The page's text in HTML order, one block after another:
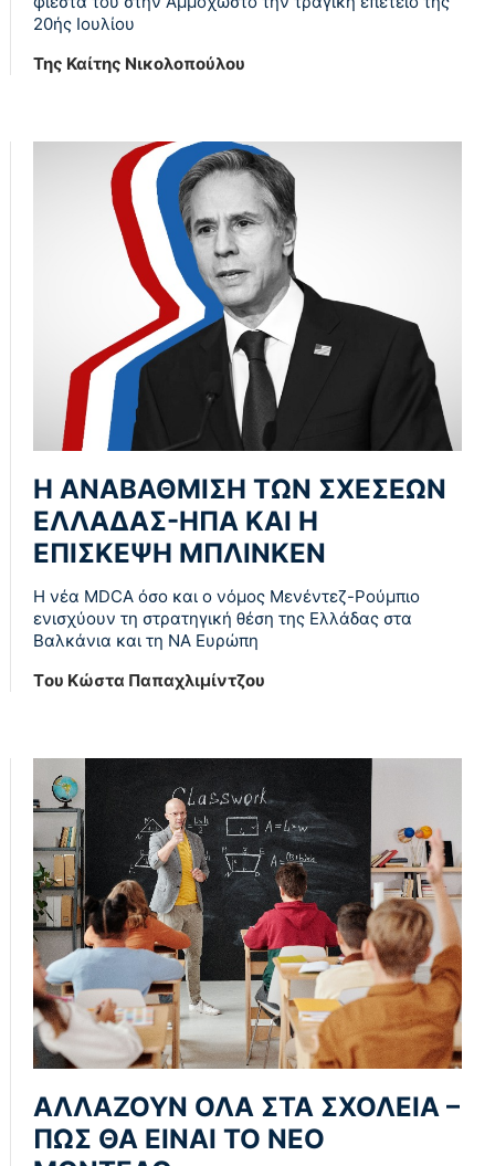
20ής Ιουλίου
Της Καίτης Νικολοπούλου
Η ΑΝΑΒΑΘΜΙΣΗ ΤΩΝ ΣΧΕΣΕΩΝ
ΕΛΛΑΔΑΣ-ΗΠΑ ΚΑΙ Η
ΕΠΙΣΚΕΨΗ ΜΠΛΙΝΚΕΝ
Η νέα MDCA όσο και ο νόμος Μενέντεζ-Ρούμπιο
ενισχύουν τη στρατηγική θέση της Ελλάδας στα
Βαλκάνια και τη ΝΑ Ευρώπη
Tου Κώστα Παπαχλιμίντζου
ΑΛΛΑΖΟΥΝ ΟΛΑ ΣΤΑ ΣΧΟΛΕΙΑ –
ΠΩΣ ΘΑ ΕΙΝΑΙ ΤΟ ΝΕΟ